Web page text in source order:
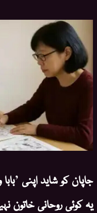
جاپان کو شاید اپنی
یہ کوئی روحانی خاتون